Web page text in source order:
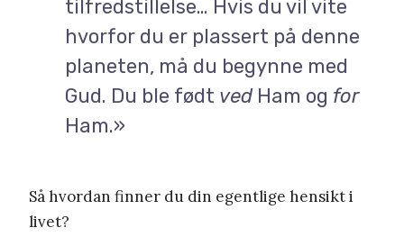
tilfredstillelse… Hvis du vil vite
hvorfor du er plassert på denne
planeten, må du begynne med
Gud. Du ble født vedHam og for
Ham.»
Så hvordan finner du din egentlige hensikt i
livet?